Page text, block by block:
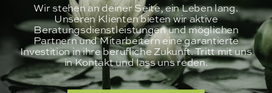
Wir stehen an deiner Seite, ein Leben lang.
Unseren Klienten bieten wir aktive
Beratungsdienstleistungen und möglichen
Partnern und Mitarbeitern eine garantierte
Investition in ihre berufliche Zukunft. Tritt mit uns
in Kontakt und lass uns reden.